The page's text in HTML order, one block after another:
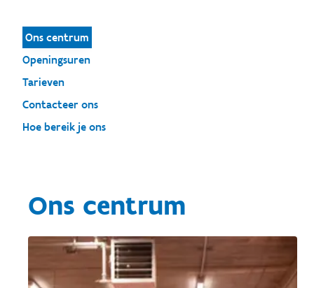
Ons centrum
Openingsuren
Tarieven
Contacteer ons
Hoe bereik je ons
Ons centrum